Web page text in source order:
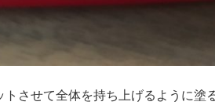
させて全体を持ち上げるように塗